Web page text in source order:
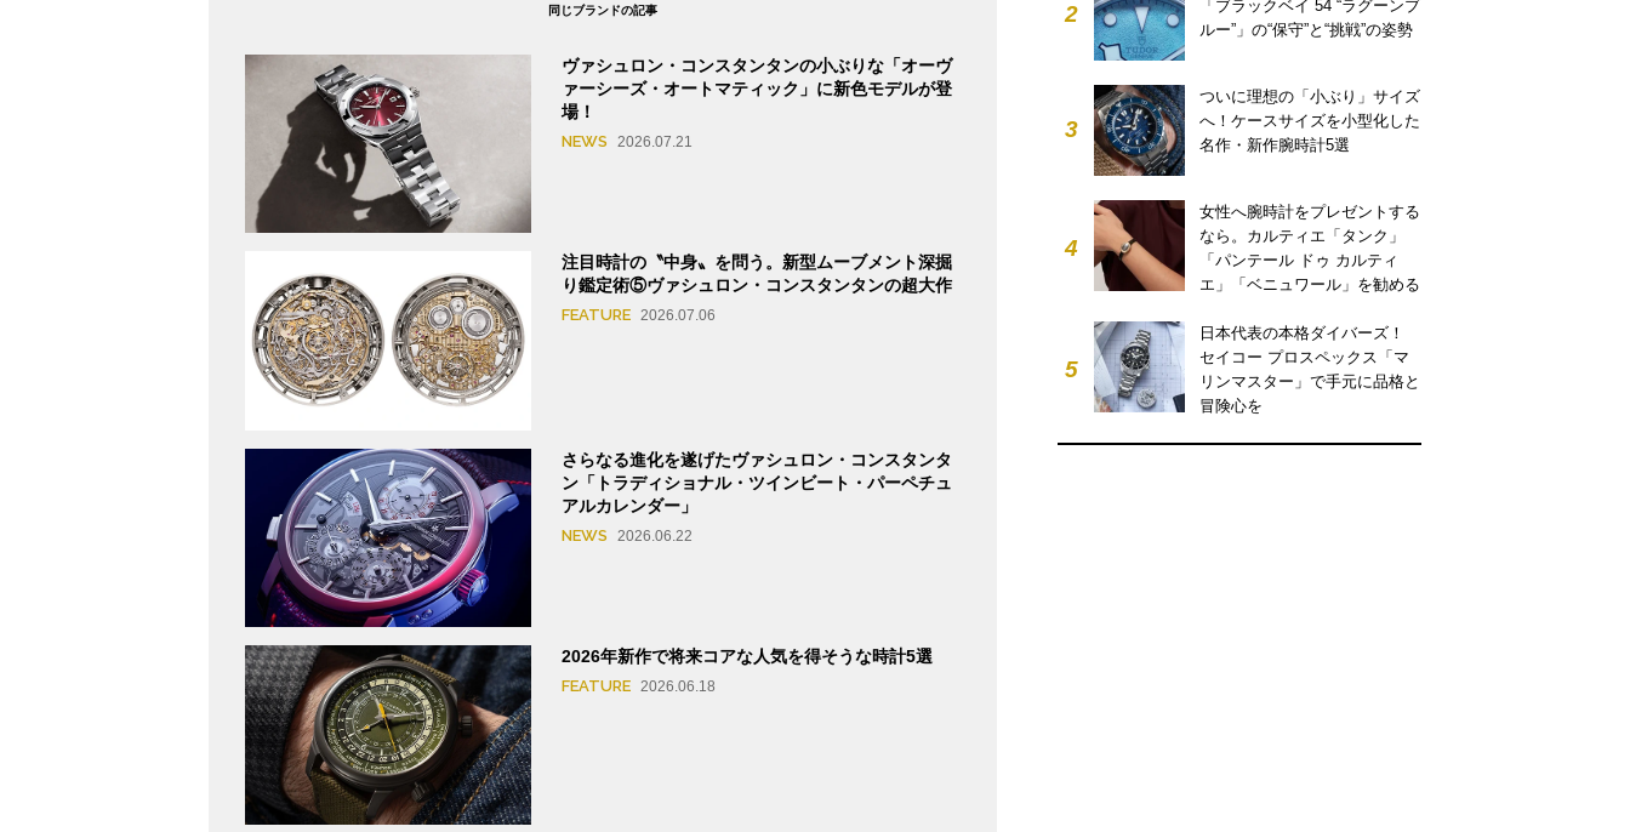
同じブランドの記事
ヴァシュロン・コンスタンタンの小ぶりな「オーヴ
ァーシーズ・オートマティック」に新色モデルが登
場！
NEWS 2026.07.21
注目時計の〝中身〟を問う。新型ムーブメント深掘
り鑑定術⑤ヴァシュロン・コンスタンタンの超大作
FEATURE 2026.07.06
さらなる進化を遂げたヴァシュロン・コンスタンタ
ン「トラディショナル・ツインビート・パーペチュ
アルカレンダー」
NEWS 2026.06.22
2026年新作で将来コアな人気を得そうな時計5選
FEATURE 2026.06.18
2
「ブラックベイ 54 “ラグーンブ
ルー”」の“保守”と“挑戦”の姿勢
3
ついに理想の「小ぶり」サイズ
へ！ケースサイズを小型化した
名作・新作腕時計5選
4
女性へ腕時計をプレゼントする
なら。カルティエ「タンク」
「パンテール ドゥ カルティ
エ」「ベニュワール」を勧める
5
日本代表の本格ダイバーズ！
セイコー プロスペックス「マ
リンマスター」で手元に品格と
冒険心を